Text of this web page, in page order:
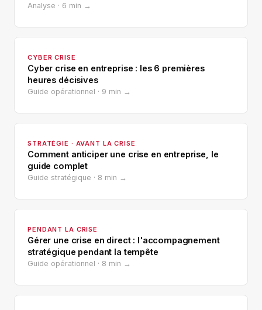
Analyse · 6 min →
CYBER CRISE
Cyber crise en entreprise : les 6 premières
heures décisives
Guide opérationnel · 9 min →
STRATÉGIE · AVANT LA CRISE
Comment anticiper une crise en entreprise, le
guide complet
Guide stratégique · 8 min →
PENDANT LA CRISE
Gérer une crise en direct : l'accompagnement
stratégique pendant la tempête
Guide opérationnel · 8 min →